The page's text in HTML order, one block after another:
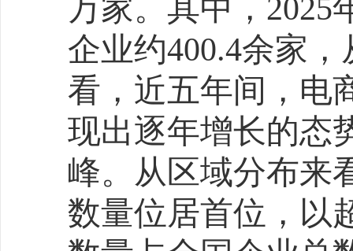
直播电商与政策红利：
费的双重引擎
直播电商以25%的销量
计2025年占比将突破30%
引导的大家电成交金额同